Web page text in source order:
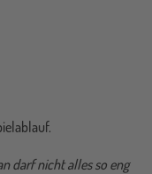
darf nicht alles so eng